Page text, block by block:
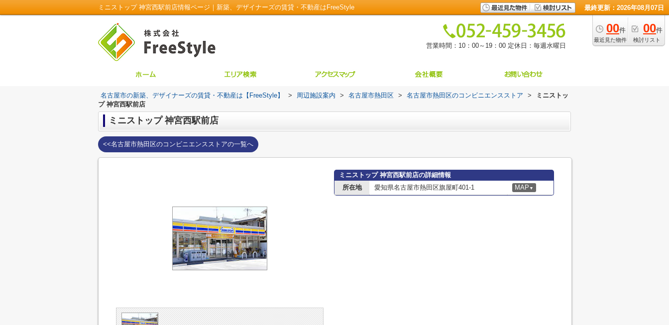
ミニストップ 神宮西駅前店情報ページ｜新築、デザイナーズの賃貸・不動産はFreeStyle 最終更新：2026年08月07日
00件
最近見た物件
00件
検討リスト
営業時間：10：00～19：00 定休日：毎週水曜日
名古屋市の新築、デザイナーズの賃貸・不動産は【FreeStyle】 > 周辺施設案内 > 名古屋市熱田区 > 名古屋市熱田区のコンビニエンスストア >
ミニストッ
プ 神宮西駅前店
ミニストップ 神宮西駅前店
<<名古屋市熱田区のコンビニエンスストアの一覧へ
ミニストップ 神宮西駅前店の詳細情報
所在地
愛知県名古屋市熱田区旗屋町401-1 MAP ▼